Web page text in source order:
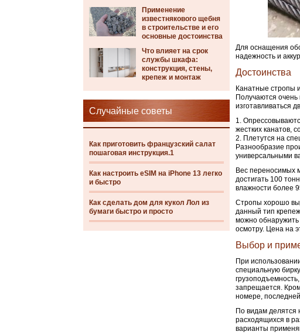
Применение
известнякового щебня
в строительстве и его
основные достоинства
Что влияет на срок
службы шкафа:
конструкция, стены,
крепеж и монтаж
Случайные советы
Как приготовить французский салат
пошаговая инструкция.1
Как настроить eSIM на iPhone 13 легко
и быстро
Как сделать дом для кукол Лол из
бумаги быстро и просто
Для оснащения
надежность и
Достоинства
Канатные стропы
Получаются
изготавливаться
жестких канатов,
Плетутся на
Разнообразие
универсальными
Вес переносимых
достигать 100
влажности более
Стропы хорошо
данный тип
можно обнаружить
осмотру. Цена на
Выбор и
При
специальную
запрещается.
номере,
По видам делятся
расходящихся в
варианты